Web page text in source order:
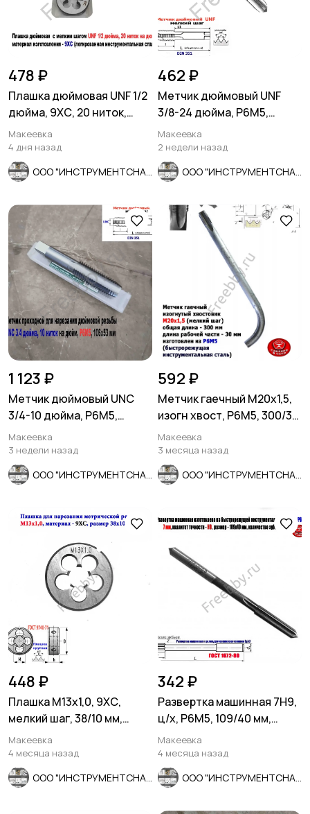
478 ₽
Плашка дюймовая UNF 1/2
дюйма, 9ХС, 20 ниток,
мелкий шаг, 38/10 мм.
Макеевка
4 дня назад
462 ₽
Метчик дюймовый UNF
3/8-24 дюйма, Р6М5,
штучный, 24 нитки, 80/34
мм.
Макеевка
2 недели назад
1 123 ₽
Метчик дюймовый UNC
3/4-10 дюйма, Р6М5,
штучный, 10 ниток, 106/53
мм.
Макеевка
3 недели назад
592 ₽
Метчик гаечный М20х1,5,
изогн хвост, Р6М5, 300/30
мм, мелкий шаг, СССР
Макеевка
3 месяца назад
448 ₽
Плашка М13х1,0, 9ХС,
мелкий шаг, 38/10 мм,
ГОСТ 7740-71.
Макеевка
4 месяца назад
342 ₽
Развертка машинная 7Н9,
ц/х, Р6М5, 109/40 мм,
2363-0068, СССР
Макеевка
4 месяца назад